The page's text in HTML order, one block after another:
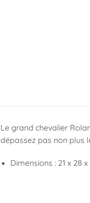
Le grand chevalier
dépassez pas non plus
Dimensions : 21 x 28